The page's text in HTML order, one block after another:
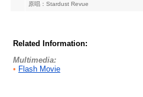
原唱：Stardust Revue
Related Information:
Multimedia:
• Flash Movie